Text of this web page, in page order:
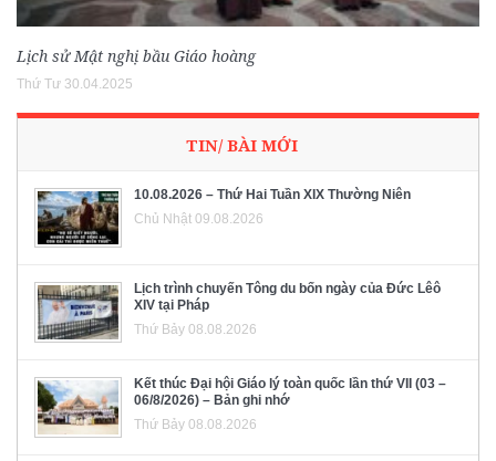
Lịch sử Mật nghị bầu Giáo hoàng
Thứ Tư 30.04.2025
TIN/ BÀI MỚI
10.08.2026 – Thứ Hai Tuần XIX Thường Niên
Chủ Nhật 09.08.2026
Lịch trình chuyến Tông du bốn ngày của Đức Lêô
XIV tại Pháp
Thứ Bảy 08.08.2026
Kết thúc Đại hội Giáo lý toàn quốc lần thứ VII (03 –
06/8/2026) – Bản ghi nhớ
Thứ Bảy 08.08.2026